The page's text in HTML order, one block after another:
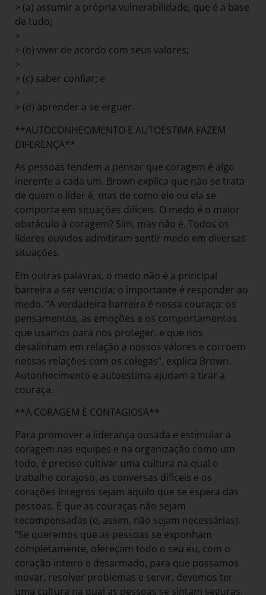
> (a) assumir a própria vulnerabilidade, que é a base
de tudo;
>
> (b) viver de acordo com seus valores;
>
> (c) saber confiar; e
>
> (d) aprender a se erguer.
**AUTOCONHECIMENTO E AUTOESTIMA FAZEM
DIFERENÇA**
As pessoas tendem a pensar que coragem é algo
inerente a cada um. Brown explica que não se trata
de quem o líder é, mas de como ele ou ela se
comporta em situações difíceis. O medo é o maior
obstáculo à coragem? Sim, mas não é. Todos os
líderes ouvidos admitiram sentir medo em diversas
situações.
Em outras palavras, o medo não é a principal
barreira a ser vencida; o importante é responder ao
medo. “A verdadeira barreira é nossa couraça: os
pensamentos, as emoções e os comportamentos
que usamos para nos proteger, e que nos
desalinham em relação a nossos valores e corroem
nossas relações com os colegas”, explica Brown.
Autonhecimento e autoestima ajudam a tirar a
couraça.
**A CORAGEM É CONTAGIOSA**
Para promover a liderança ousada e estimular a
coragem nas equipes e na organização como um
todo, é preciso cultivar uma cultura na qual o
trabalho corajoso, as conversas difíceis e os
corações íntegros sejam aquilo que se espera das
pessoas. E que as couraças não sejam
recompensadas (e, assim, não sejam necessárias).
“Se queremos que as pessoas se exponham
completamente, ofereçam todo o seu eu, com o
coração inteiro e desarmado, para que possamos
inovar, resolver problemas e servir, devemos ter
uma cultura na qual as pessoas se sintam seguras,